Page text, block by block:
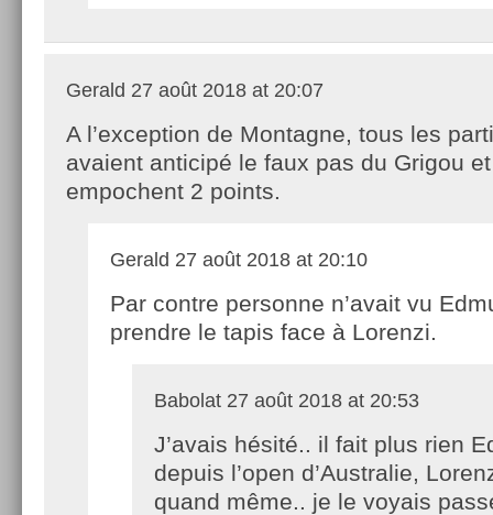
Gerald 27 août 2018 at 20:07
A l’exception de Montagne, tous les
avaient anticipé le faux pas du Grigou et
empochent 2 points.
Gerald 27 août 2018 at 20:10
Par contre personne n’avait vu
prendre le tapis face à Lorenzi.
Babolat 27 août 2018 at 20:53
J’avais hésité.. il fait plus rien
depuis l’open d’Australie,
quand même.. je le voyais